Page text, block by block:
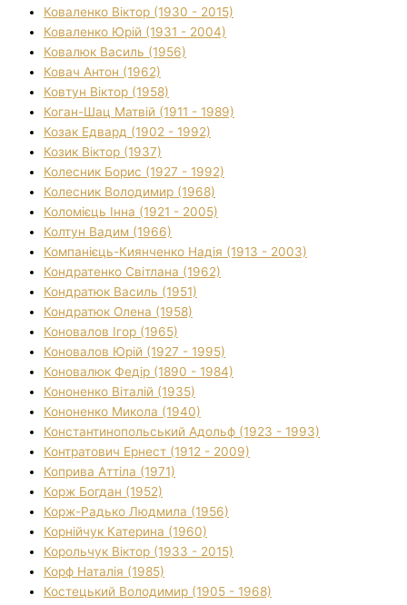
Коваленко Віктор (1930 - 2015)
Коваленко Юрій (1931 - 2004)
Ковалюк Василь (1956)
Ковач Антон (1962)
Ковтун Віктор (1958)
Коган-Шац Матвій (1911 - 1989)
Козак Едвард (1902 - 1992)
Козик Віктор (1937)
Колесник Борис (1927 - 1992)
Колесник Володимир (1968)
Коломієць Інна (1921 - 2005)
Колтун Вадим (1966)
Компанієць-Киянченко Надія (1913 - 2003)
Кондратенко Світлана (1962)
Кондратюк Василь (1951)
Кондратюк Олена (1958)
Коновалов Ігор (1965)
Коновалов Юрій (1927 - 1995)
Коновалюк Федір (1890 - 1984)
Кононенко Віталій (1935)
Кононенко Микола (1940)
Константинопольський Адольф (1923 - 1993)
Контратович Ернест (1912 - 2009)
Коприва Аттіла (1971)
Корж Богдан (1952)
Корж-Радько Людмила (1956)
Корнійчук Катерина (1960)
Корольчук Віктор (1933 - 2015)
Корф Наталія (1985)
Костецький Володимир (1905 - 1968)